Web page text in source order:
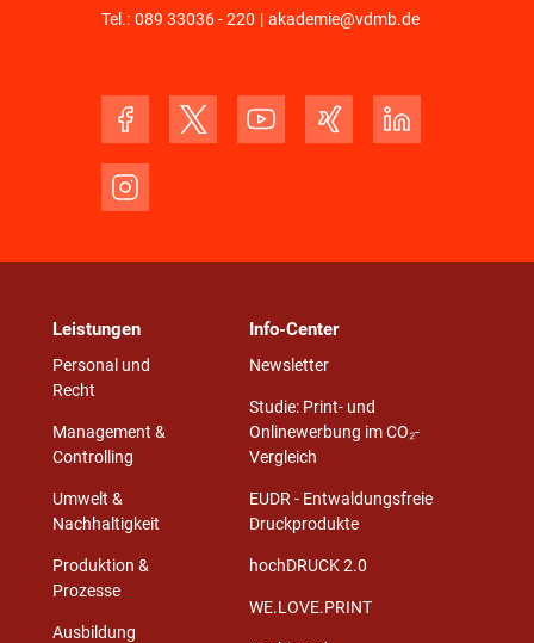
Tel.: 089 33036 - 220 | akademie@vdmb.de
Leistungen
Personal und
Recht
Management &
Controlling
Umwelt &
Nachhaltigkeit
Produktion &
Prozesse
Ausbildung
Info-Center
Newsletter
Studie: Print- und
Onlinewerbung im CO₂-
Vergleich
EUDR - Entwaldungsfreie
Druckprodukte
hochDRUCK 2.0
WE.LOVE.PRINT